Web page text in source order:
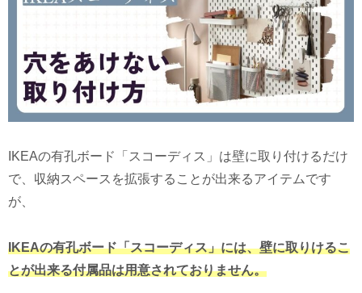
IKEAの有孔ボード「スコーディス」は壁に取り付けるだけ
で、収納スペースを拡張することが出来るアイテムです
が、
IKEAの有孔ボード「スコーディス」には、壁に取りけるこ
とが出来る付属品は用意されておりません。